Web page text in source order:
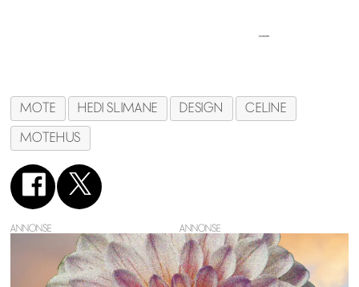
MOTE HEDI SLIMANE DESIGN
CELINE
MOTEHUS
ANNONSE